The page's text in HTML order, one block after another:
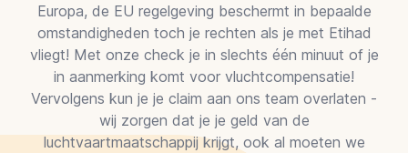
Europa, de EU regelgeving beschermt in bepaalde
omstandigheden toch je rechten als je met Etihad
vliegt! Met onze check je in slechts één minuut of je
in aanmerking komt voor vluchtcompensatie!
Vervolgens kun je je claim aan ons team overlaten -
wij zorgen dat je je geld van de
luchtvaartmaatschappij krijgt, ook al moeten we